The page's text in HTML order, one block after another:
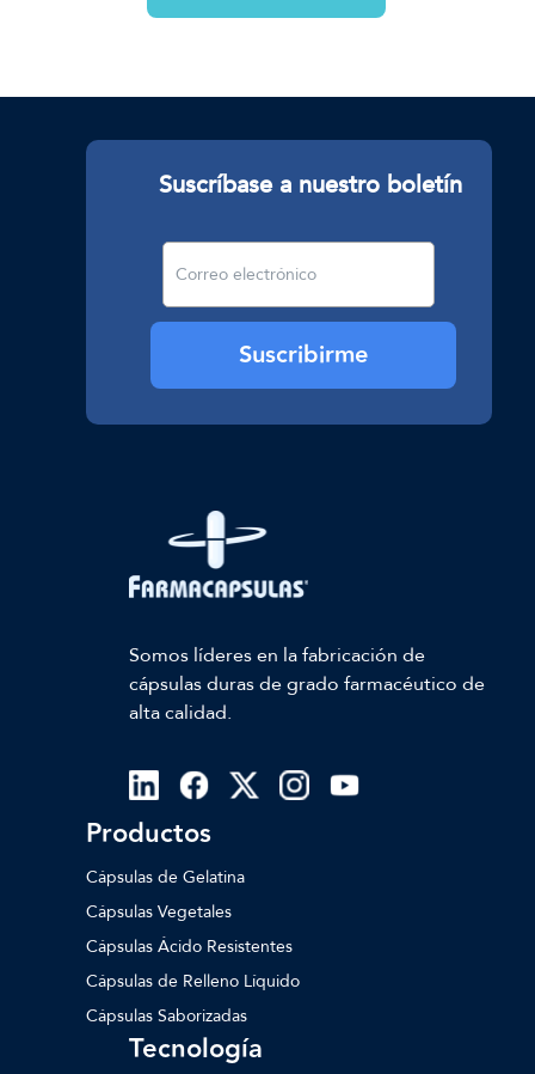
Suscríbase a nuestro boletín
Suscribirme
Somos líderes en la fabricación de
cápsulas duras de grado farmacéutico de
alta calidad.
Productos
Cápsulas de Gelatina
Cápsulas Vegetales
Cápsulas Ácido Resistentes
Cápsulas de Relleno Líquido
Cápsulas Saborizadas
Tecnología